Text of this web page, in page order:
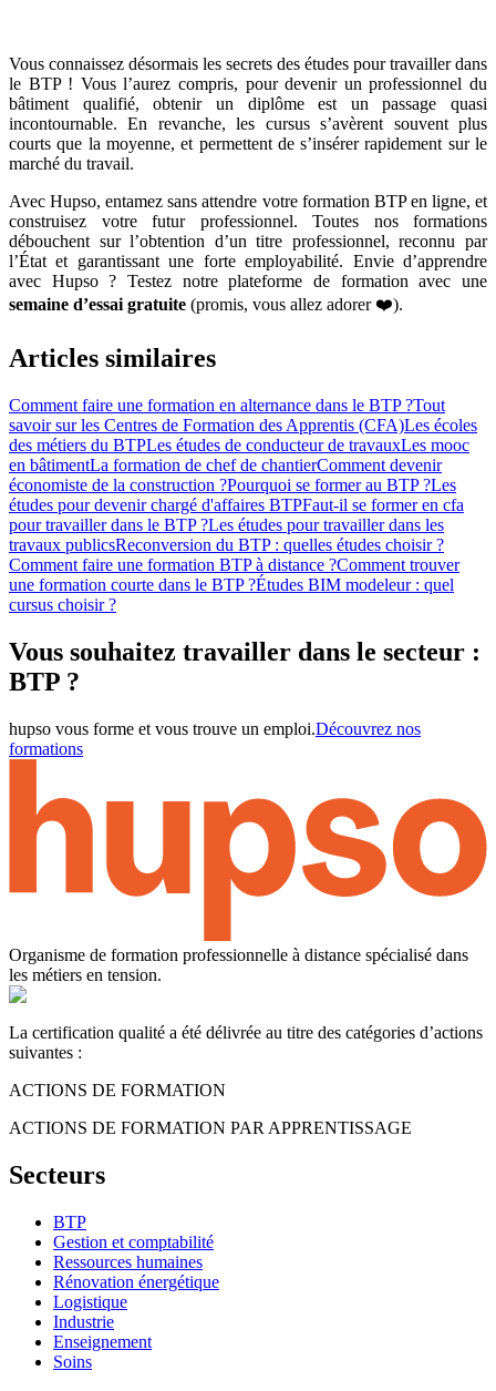
Vous connaissez désormais les secrets des études pour travailler dans
le BTP ! Vous l’aurez compris, pour devenir un professionnel du
bâtiment qualifié, obtenir un diplôme est un passage quasi
incontournable. En revanche, les cursus s’avèrent souvent plus
courts que la moyenne, et permettent de s’insérer rapidement sur le
marché du travail.
Avec Hupso, entamez sans attendre votre formation BTP en ligne, et
construisez votre futur professionnel. Toutes nos formations
débouchent sur l’obtention d’un titre professionnel, reconnu par
l’État et garantissant une forte employabilité. Envie d’apprendre
avec Hupso ? Testez notre plateforme de formation avec une
semaine d’essai gratuite (promis, vous allez adorer ❤️).
Articles similaires
Comment faire une formation en alternance dans le BTP ?Tout
savoir sur les Centres de Formation des Apprentis (CFA)Les écoles
des métiers du BTPLes études de conducteur de travauxLes mooc
en bâtimentLa formation de chef de chantierComment devenir
économiste de la construction ?Pourquoi se former au BTP ?Les
études pour devenir chargé d'affaires BTPFaut-il se former en cfa
pour travailler dans le BTP ?Les études pour travailler dans les
travaux publicsReconversion du BTP : quelles études choisir ?
Comment faire une formation BTP à distance ?Comment trouver
une formation courte dans le BTP ?Études BIM modeleur : quel
cursus choisir ?
Vous souhaitez travailler dans le secteur :
BTP ?
hupso vous forme et vous trouve un emploi.Découvrez nos
formations
Organisme de formation professionnelle à distance spécialisé dans
les métiers en tension.
La certification qualité a été délivrée au titre des catégories d’actions
suivantes :
ACTIONS DE FORMATION
ACTIONS DE FORMATION PAR APPRENTISSAGE
Secteurs
BTP
Gestion et comptabilité
Ressources humaines
Rénovation énergétique
Logistique
Industrie
Enseignement
Soins